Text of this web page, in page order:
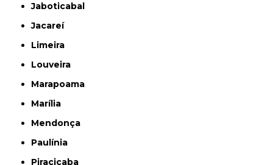
Jaboticabal
Jacareí
Limeira
Louveira
Marapoama
Marília
Mendonça
Paulínia
Piracicaba